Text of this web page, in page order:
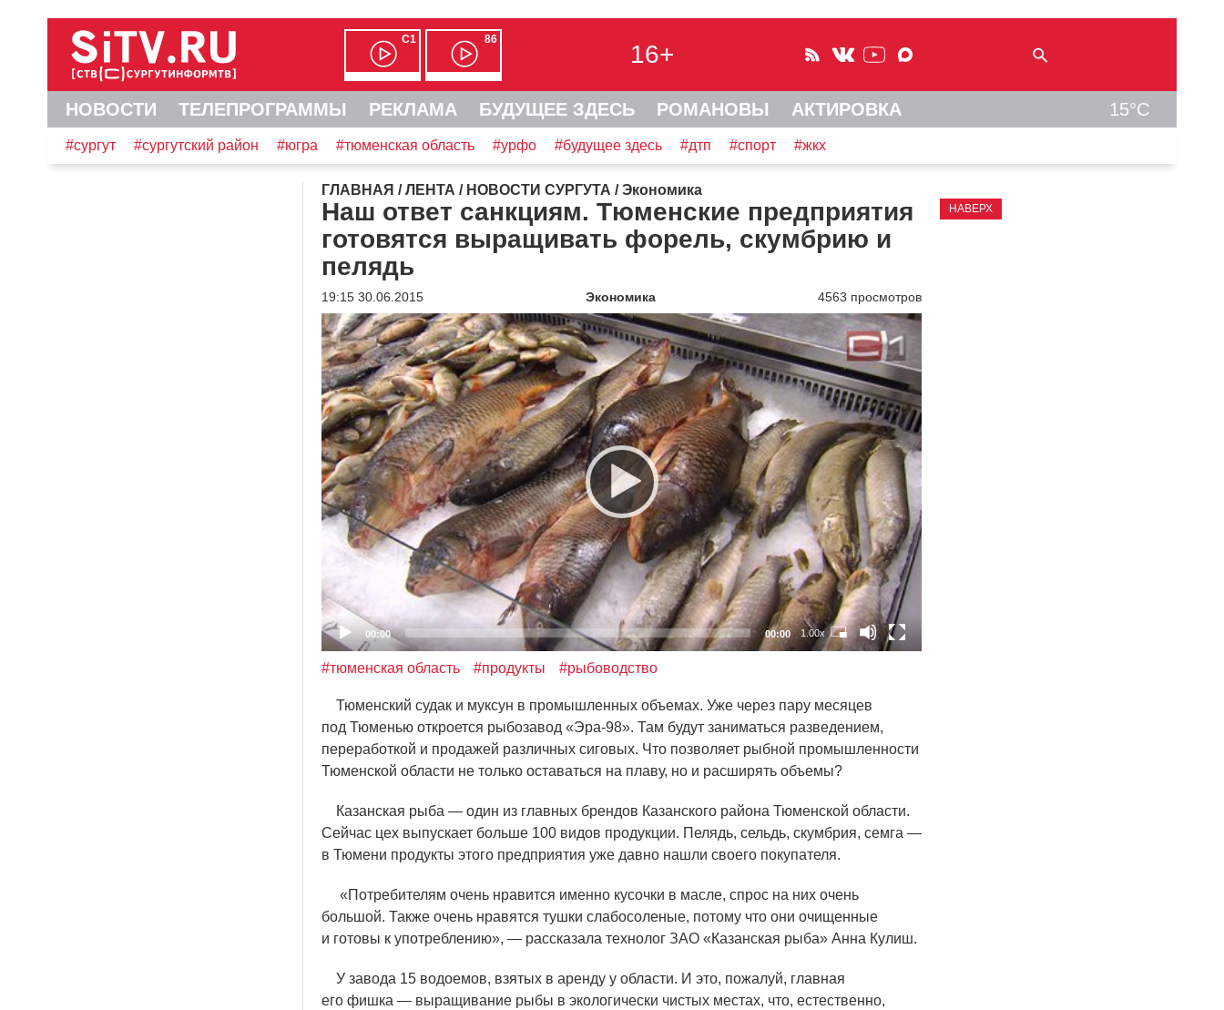
С1 86
16+
НОВОСТИ ТЕЛЕПРОГРАММЫ РЕКЛАМА БУДУЩЕЕ ЗДЕСЬ РОМАНОВЫ АКТИРОВКА 15°C
#сургут #сургутский район #югра #тюменская область #урфо #будущее здесь #дтп #спорт #жкх
ГЛАВНАЯ /ЛЕНТА / НОВОСТИ СУРГУТА /Экономика
Наш ответ санкциям. Тюменские предприятия
готовятся выращивать форель, скумбрию и
пелядь
19:15 30.06.2015 Экономика 4563 просмотров
Видеоплеер
00:00 00:00 1.00x
#тюменская область #продукты #рыбоводство
Тюменский судак и муксун в промышленных объемах. Уже через пару месяцев
под Тюменью откроется рыбозавод «Эра-98». Там будут заниматься разведением,
переработкой и продажей различных сиговых. Что позволяет рыбной промышленности
Тюменской области не только оставаться на плаву, но и расширять объемы?
Казанская рыба — один из главных брендов Казанского района Тюменской области.
Сейчас цех выпускает больше 100 видов продукции. Пелядь, сельдь, скумбрия, семга —
в Тюмени продукты этого предприятия уже давно нашли своего покупателя.
«Потребителям очень нравится именно кусочки в масле, спрос на них очень
большой. Также очень нравятся тушки слабосоленые, потому что они очищенные
и готовы к употреблению», — рассказала технолог ЗАО «Казанская рыба» Анна Кулиш.
У завода 15 водоемов, взятых в аренду у области. И это, пожалуй, главная
его фишка — выращивание рыбы в экологически чистых местах, что, естественно,
НАВЕРХ